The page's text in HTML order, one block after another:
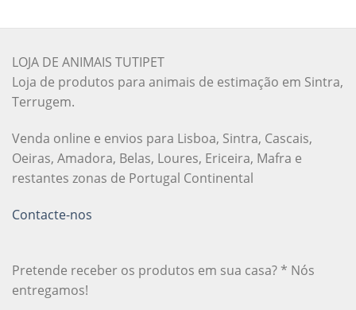
LOJA DE ANIMAIS TUTIPET
Loja de produtos para animais de estimação em Sintra,
Terrugem.
Venda online e envios para Lisboa, Sintra, Cascais,
Oeiras, Amadora, Belas, Loures, Ericeira, Mafra e
restantes zonas de Portugal Continental
Contacte-nos
Pretende receber os produtos em sua casa? * Nós
entregamos!